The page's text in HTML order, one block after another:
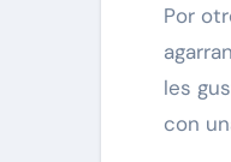
Por
les
con